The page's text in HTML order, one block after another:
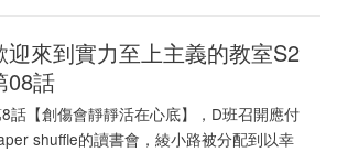
迎來到實力至上主義的教室S2
08話
話【創傷會靜靜活在心底】，D班召開應付
shuffle的讀書會，綾小路被分配到以幸